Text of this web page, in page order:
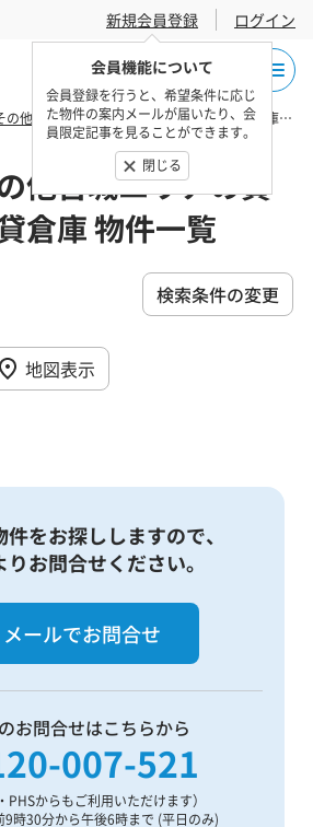
新規会員登録
会員機能について
会員登録を行うと、希望条件に応じ
た物件の案内メールが届いたり、会
員限定記事を見ることができます。
閉じる
ログイン
の他宮城エリア 仙台市青葉区の貸し倉庫・賃貸倉庫 物件一覧
他宮城エリアの貸
倉庫 物件一覧
検索条件の変更
地図表示
をお探ししますので、
りお問合せください。
メールでお問合せ
お問合せはこちらから
007-521
PHSからもご利用いただけます）
9時30分から午後6時まで (平日のみ)